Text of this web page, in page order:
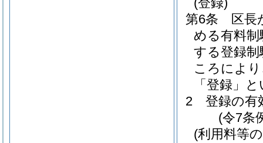
第6条
区長
める有料
する登録
ころによ
「登録」
2
登録の有
(令7条
(利用料等